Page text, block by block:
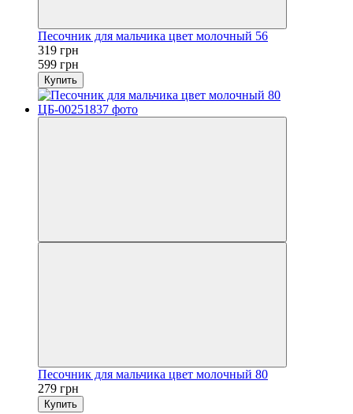
Песочник для мальчика цвет молочный 56
319 грн
599 грн
Купить
Песочник для мальчика цвет молочный 80
279 грн
Купить